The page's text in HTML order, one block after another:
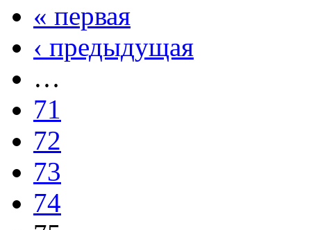
« первая
‹ предыдущая
…
71
72
73
74